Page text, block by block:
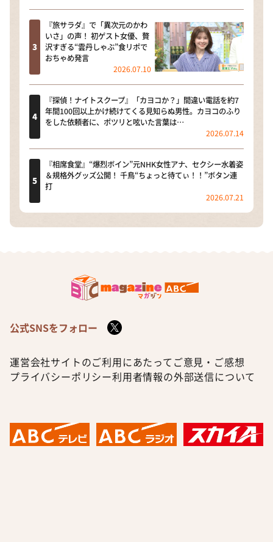
『旅サラダ』で「異次元のかわ
いさ」の声！ 初ゲスト女優、贅
沢すぎる“雲丹しゃぶ”食リポで
おちゃめ発言
2026.07.10
『探偵！ナイトスクープ』「カヨコか？」間違い電話を約7
年間100回以上かけ続けてくる見知らぬ男性。カヨコのふり
をした依頼者に、ポツリと呟いた言葉は…
2026.07.14
『相席食堂』“爆烈ボイン”元NHK女性アナ、セクシー水着姿
＆規格外グッズ公開！ 千鳥“ちょっと待てぃ！！”ボタン連
打
2026.07.21
公式SNSをフォロー
運営会社サイトのご利用にあたって ご意見・ご感想
プライバシーポリシー利用者情報の外部送信について